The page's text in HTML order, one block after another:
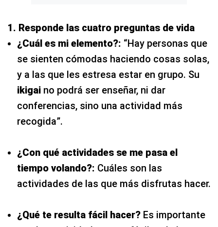
1. Responde las cuatro preguntas de vida
¿Cuál es mi elemento?: “Hay personas que
se sienten cómodas haciendo cosas solas,
y a las que les estresa estar en grupo. Su
ikigai no podrá ser enseñar, ni dar
conferencias, sino una actividad más
recogida”.
¿Con qué actividades se me pasa el
tiempo volando?: Cuáles son las
actividades de las que más disfrutas hacer.
¿Qué te resulta fácil hacer? Es importante